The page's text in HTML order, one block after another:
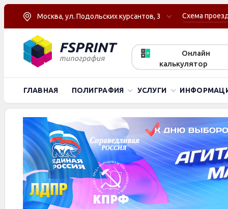
Москва, ул. Подольских курсантов, 3 Схема
Онлайн
калькулятор
ГЛАВНАЯ ПОЛИГРАФИЯ УСЛУГИ